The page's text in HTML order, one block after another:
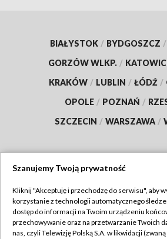
BIAŁYSTOK / BYDGOSZCZ /
GORZÓW WLKP. /
KRAKÓW / LUBLIN / ŁÓDŹ /
OPOLE / POZNAŃ /
SZCZECIN / WARSZAWA /
TVP
Abonament TVP
Regulamin TVP
Szanujemy Twoją prywatność
Kliknij "Akceptuję i przechodzę do serwisu", aby
korzystanie z technologii automatycznego
dostęp do informacji na Twoim urządzeniu
przechowywanie oraz na przetwarzanie Twoich
nas, czyli Telewizję Polską S.A. w likwidacji